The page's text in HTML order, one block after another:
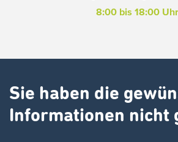
8:00 bis 18:00 Uhr
Sie haben die
Informationen nicht